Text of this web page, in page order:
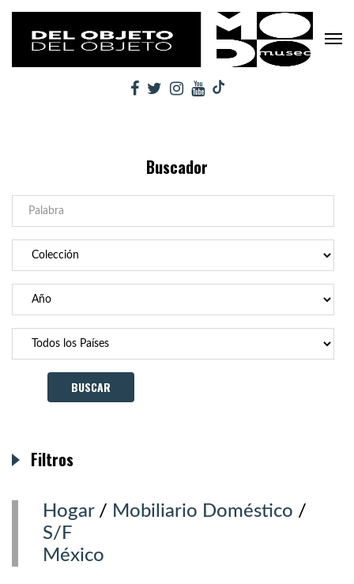
Buscador
Hogar/ Mobiliario Doméstico /
S/F
México
Filtros